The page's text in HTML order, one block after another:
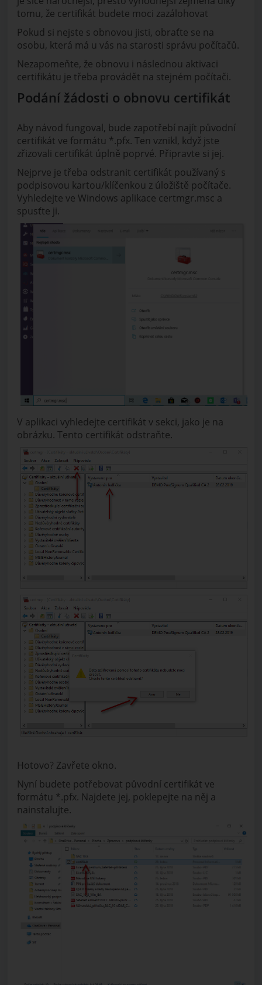
tomu, že certifikát budete moci zazálohovat
Pokud si nejste s obnovou jisti, obraťte se na
osobu, která má u vás na starosti správu počítačů.
Nezapomeňte, že obnovu i následnou aktivaci
certifikátu je třeba provádět na stejném počítači.
Podání žádosti o obnovu certifikát
Aby návod fungoval, bude zapotřebí najít původní
certifikát ve formátu *.pfx. Ten vznikl, když jste
zřizovali certifikát úplně poprvé. Připravte si jej.
Nejprve je třeba odstranit certifikát používaný s
podpisovou kartou/klíčenkou z úložiště počítače.
Vyhledejte ve Windows aplikace certmgr.msc a
spusťte ji.
V aplikaci vyhledejte certifikát v sekci, jako je na
obrázku. Tento certifikát odstraňte.
Hotovo? Zavřete okno.
Nyní budete potřebovat původní certifikát ve
formátu *.pfx. Najdete jej, poklepejte na něj a
nainstalujte.